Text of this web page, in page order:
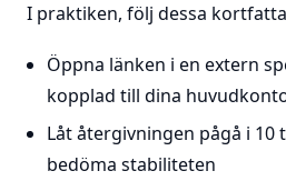
I praktiken, följ dessa
Öppna länken i en extern
kopplad till dina
Låt återgivningen pågå i
bedöma stabiliteten